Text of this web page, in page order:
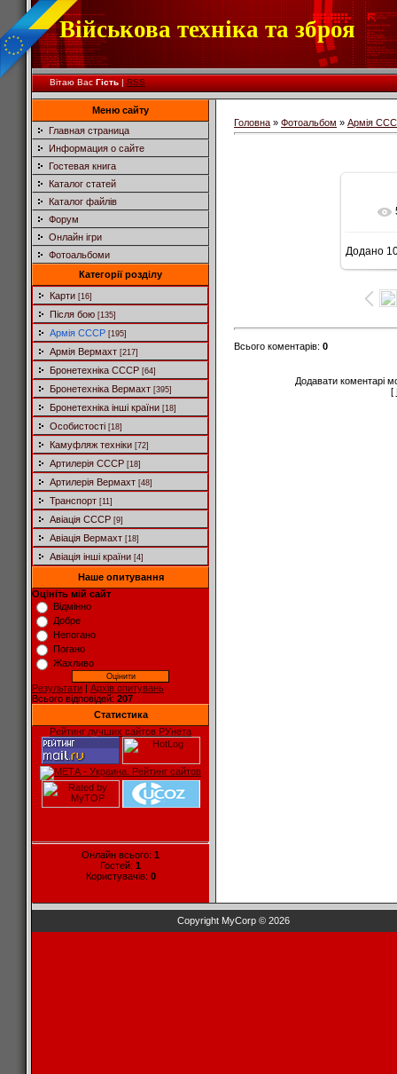
Військова техніка та зброя
Вітаю Вас Гість|RSS
Меню сайту
Главная страница
Информация о сайте
Гостевая книга
Каталог статей
Каталог файлів
Форум
Онлайн ігри
Фотоальбоми
Категорії розділу
Карти [16]
Після бою [135]
Армія СССР [195]
Армія Вермахт [217]
Бронетехніка СССР [64]
Бронетехніка Вермахт [395]
Бронетехніка інші країни [18]
Особистості [18]
Камуфляж техніки [72]
Артилерія СССР [18]
Артилерія Вермахт [48]
Транспорт [11]
Авіація СССР [9]
Авіація Вермахт [18]
Авіація інші країни [4]
Наше опитування
Оцініть мій сайт
Відмінно
Добре
Непогано
Погано
Жахливо
Результати | Архів опитувань
Всього відповідей: 207
Статистика
Рейтинг лучших сайтов РУнета
Онлайн всього: 1
Гостей: 1
Користувачів: 0
Головна » Фотоальбом » Армія
Додано
Всього коментарів: 0
Додавати коментарі
[
Copyright MyCorp © 2026